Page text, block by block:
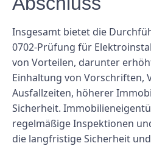
Insgesamt bietet die
0702-Prüfung für
von Vorteilen, darunter
Einhaltung von Vorschriften,
Ausfallzeiten, höherer
Sicherheit.
regelmäßige Inspektionen
die langfristige Sicherheit